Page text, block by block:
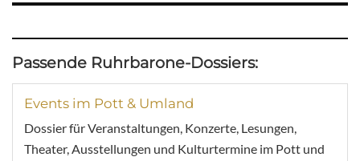
Passende Ruhrbarone-Dossiers:
Events im Pott & Umland
Dossier für Veranstaltungen, Konzerte, Lesungen,
Theater, Ausstellungen und Kulturtermine im Pott und